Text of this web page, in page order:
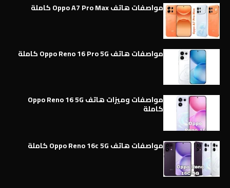
مواصفات هاتف Oppo A7 Pro Max كاملة
مواصفات هاتف Oppo Reno 16 Pro 5G كاملة
مواصفات وميزات هاتف Oppo Reno 16 5G
كاملة
مواصفات هاتف Oppo Reno 16c 5G كاملة